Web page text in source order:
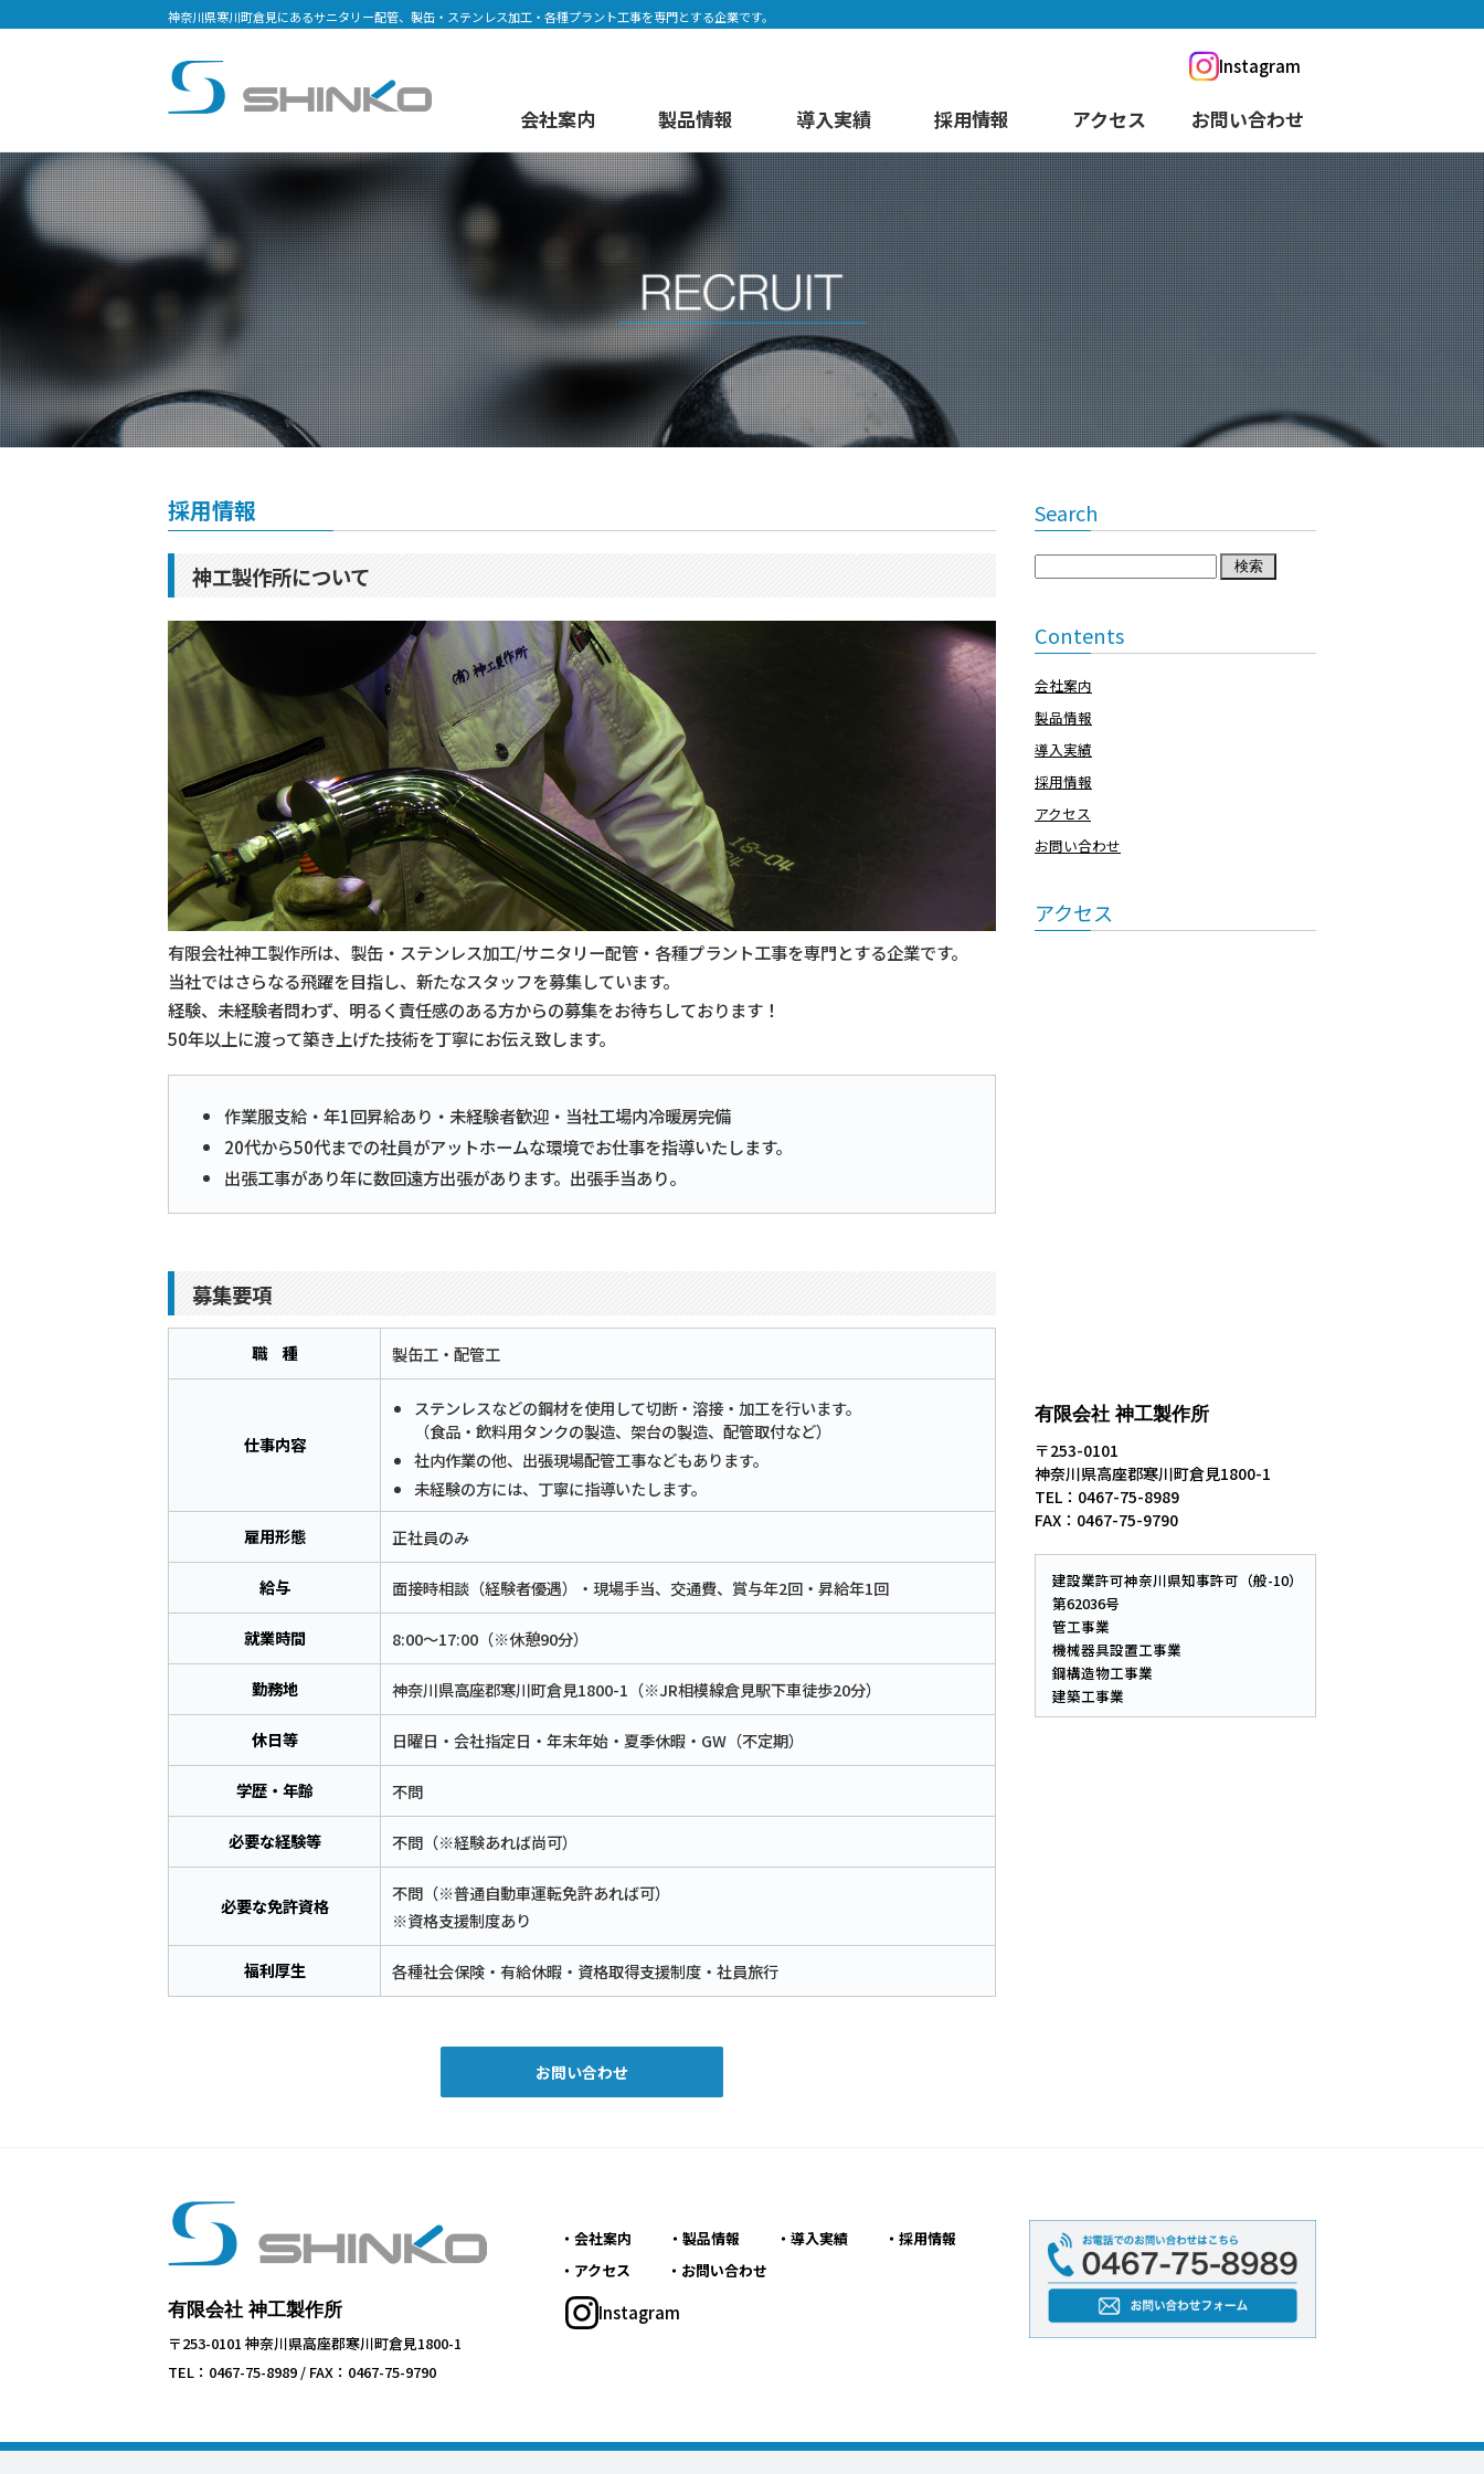
神奈川県寒川町倉見にあるサニタリー配管、製缶・ステンレス加工・各種プラント工事を専門とする企業です。
Instagram
会社案内 製品情報 導入実績 採用情報 アクセス お問い合わせ
採用情報
神工製作所について
有限会社神工製作所は、製缶・ステンレス加工/サニタリー配管・各種プラント工事を専門とする企業です。
当社ではさらなる飛躍を目指し、新たなスタッフを募集しています。
経験、未経験者問わず、明るく責任感のある方からの募集をお待ちしております！
50年以上に渡って築き上げた技術を丁寧にお伝え致します。
作業服支給・年1回昇給あり・未経験者歓迎・当社工場内冷暖房完備
20代から50代までの社員がアットホームな環境でお仕事を指導いたします。
出張工事があり年に数回遠方出張があります。出張手当あり。
募集要項
職 種 製缶工・配管工
仕事内容
ステンレスなどの鋼材を使用して切断・溶接・加工を行います。
（食品・飲料用タンクの製造、架台の製造、配管取付など）
社内作業の他、出張現場配管工事などもあります。
未経験の方には、丁寧に指導いたします。
雇用形態 正社員のみ
給与 面接時相談（経験者優遇）・現場手当、交通費、賞与年2回・昇給年1回
就業時間 8:00〜17:00（※休憩90分）
勤務地 神奈川県高座郡寒川町倉見1800-1（※JR相模線倉見駅下車徒歩20分）
休日等 日曜日・会社指定日・年末年始・夏季休暇・GW（不定期）
学歴・年齢 不問
必要な経験等 不問（※経験あれば尚可）
必要な免許資格
不問（※普通自動車運転免許あれば可）
※資格支援制度あり
福利厚生 各種社会保険・有給休暇・資格取得支援制度・社員旅行
お問い合わせ
Search
検
索:
Contents
会社案内
製品情報
導入実績
採用情報
アクセス
お問い合わせ
アクセス
有限会社 神工製作所
〒253-0101
神奈川県高座郡寒川町倉見1800-1
TEL：0467-75-8989
FAX：0467-75-9790
建設業許可神奈川県知事許可（般-10）
第62036号
管工事業
機械器具設置工事業
鋼構造物工事業
建築工事業
有限会社 神工製作所
〒253-0101 神奈川県高座郡寒川町倉見1800-1
TEL：0467-75-8989 / FAX：0467-75-9790
会社案内 製品情報 導入実績
採用情報
アクセス
お問い合わせ
Instagram